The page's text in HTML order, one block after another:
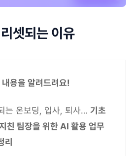
셋되는 이유
용을 알려드려요!
는 온보딩, 입사, 퇴사… 기초
친 팀장을 위한 AI 활용 업무
리